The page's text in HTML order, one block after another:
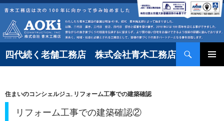
コ
テ
ン
ツ
ス
四代続く老舗工務店 株式会社青木工務店
検
索
住まいのコンシェルジュ, リフォーム工事での建築確認
リフォーム工事での建築確認②